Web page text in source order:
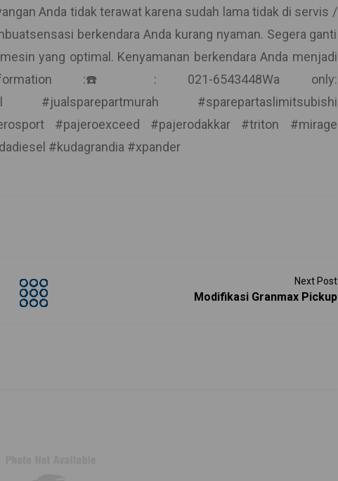
Anda tidak terawat karena sudah lama tidak di servis /
berkendara Anda kurang nyaman. Segera ganti
yang optimal. Kenyamanan berkendara Anda menjadi
:☎️: 021-6543448Wa only:
#jualsparepartmurah #sparepartaslimitsubishi
#pajeroexceed #pajerodakkar #triton #mirage
#kudagrandia #xpander
Next Post
Modifikasi Granmax Pickup